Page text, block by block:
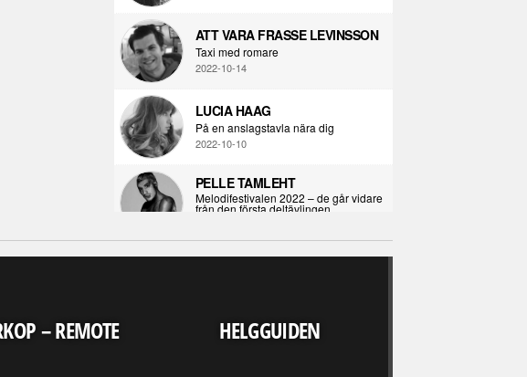
ATT VARA FRASSE LEVINSSON
Taxi med romare
2022-10-14
LUCIA HAAG
På en anslagstavla nära dig
2022-10-10
PELLE TAMLEHT
Melodifestivalen 2022 – de går vidare
från den första deltävlingen
I KORPENS SKUGGA
ÖPPNA BOKEN
– REMOTE HELGGUIDEN